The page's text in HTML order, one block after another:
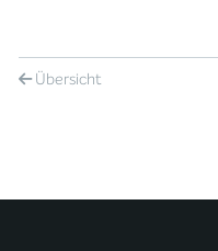
Übersicht